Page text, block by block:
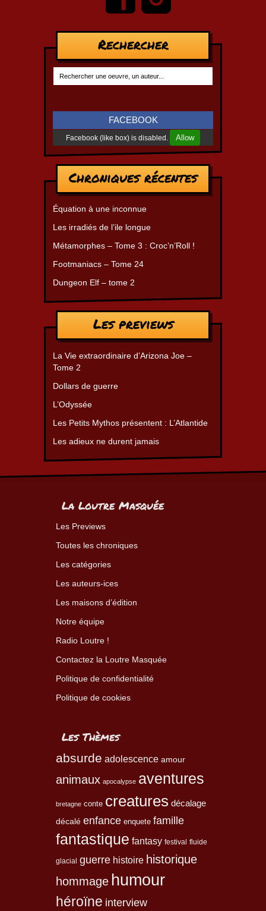
Rechercher
FACEBOOK
Facebook (like box) is disabled. Allow
Chroniques récentes
Équation à une inconnue
Les irradiés de l’ile longue
Métamorphes – Tome 3 : Croc’n’Roll !
Footmaniacs – Tome 24
Dungeon Elf – tome 2
Les previews
La Vie extraordinaire d’Arizona Joe –
Tome 2
Dollars de guerre
L’Odyssée
Les Petits Mythos présentent : L’Atlantide
Les adieux ne durent jamais
La Loutre Masquée
Les Previews
Toutes les chroniques
Les catégories
Les auteurs-ices
Les maisons d’édition
Notre équipe
Radio Loutre !
Contactez la Loutre Masquée
Politique de confidentialité
Politique de cookies
Les Thèmes
absurde adolescence amour
animaux apocalypse aventures
bretagne conte creatures décalage
décalé enfance enquete famille
fantastique fantasy festival fluide
glacial guerre histoire historique
hommage humour
héroïne interview